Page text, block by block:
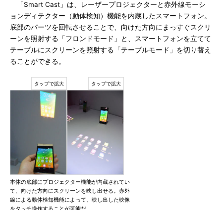
「Smart Cast」は、レーザープロジェクターと赤外線モーシ
ョンディテクター（動体検知）機能を内蔵したスマートフォン。
底部のパーツを回転させることで、向けた方向にまっすぐスクリ
ーンを照射する「フロンドモード」と、スマートフォンを立てて
テーブルにスクリーンを照射する「テーブルモード」を切り替え
ることができる。
本体の底部にプロジェクター機能が内蔵されてい
て、向けた方向にスクリーンを映し出せる。赤外
線による動体検知機能によって、映し出した映像
をタッチ操作することが可能だ